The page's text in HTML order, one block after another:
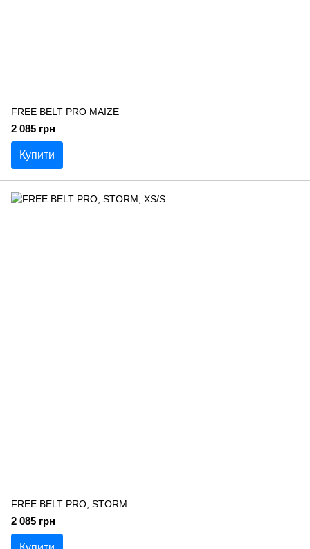
FREE BELT PRO MAIZE
2 085 грн
Купити
FREE BELT PRO, STORM
2 085 грн